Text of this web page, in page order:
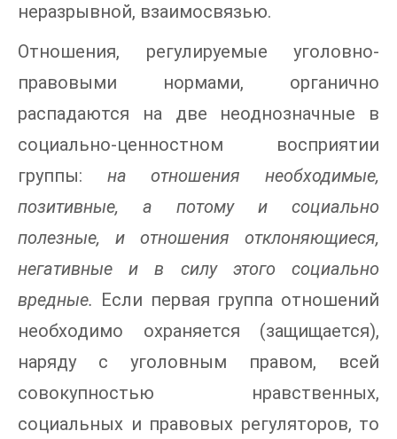
неразрывной, взаимосвязью.
Отношения, регулируемые уголовно-
правовыми нормами, органично
распадаются на две неоднозначные в
социально-ценностном восприятии
группы: на отношения необходимые,
позитивные, а потому и социально
полезные, и отношения отклоняющиеся,
негативные и в силу этого социально
вредные. Если первая группа отношений
необходимо охраняется (защищается),
наряду с уголовным правом, всей
совокупностью нравственных,
социальных и правовых регуляторов, то